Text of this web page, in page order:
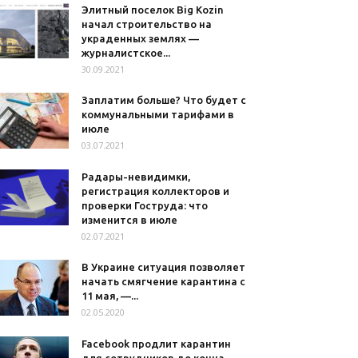
Элитный поселок Big Kozin
начал строительство на
украденных землях —
журналистское...
30.09.2021
Заплатим больше? Что будет с
коммунальными тарифами в
июле
03.07.2021
Радары-невидимки,
регистрация коллекторов и
проверки Гоструда: что
изменится в июле
02.07.2021
В Украине ситуация позволяет
начать смягчение карантина с
11 мая, —...
02.05.2020
Facebook продлит карантин